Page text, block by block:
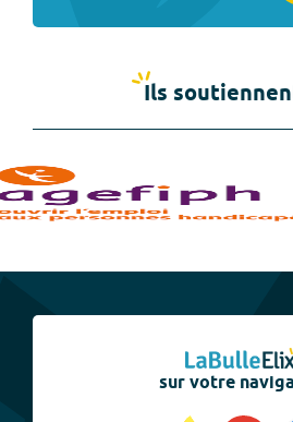
Ils
sur votre